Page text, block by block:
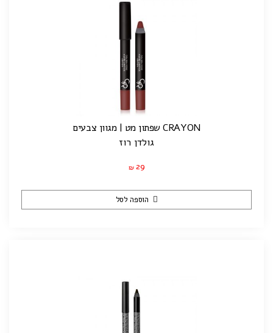
CRAYON שפתון מט | מגוון צבעים
גולדן רוז
₪ 29
הוספה לסל